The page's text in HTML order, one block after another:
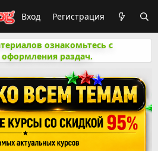
Вход Регистрация
ознакомьтесь с
раздач.